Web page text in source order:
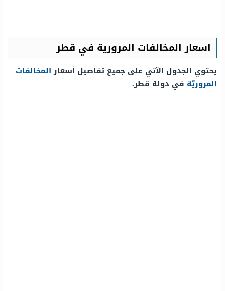
اسعار المخالفات المرورية في قطر
يحتوي الجدول الآتي على جميع تفاصيل أسعارالمخالفات
المروريّة في دولة قطر.